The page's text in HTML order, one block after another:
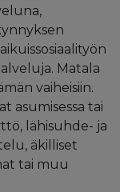
Matala
vaiheisiin.
asumisessa tai
lähisuhde- ja
äkilliset
tai muu